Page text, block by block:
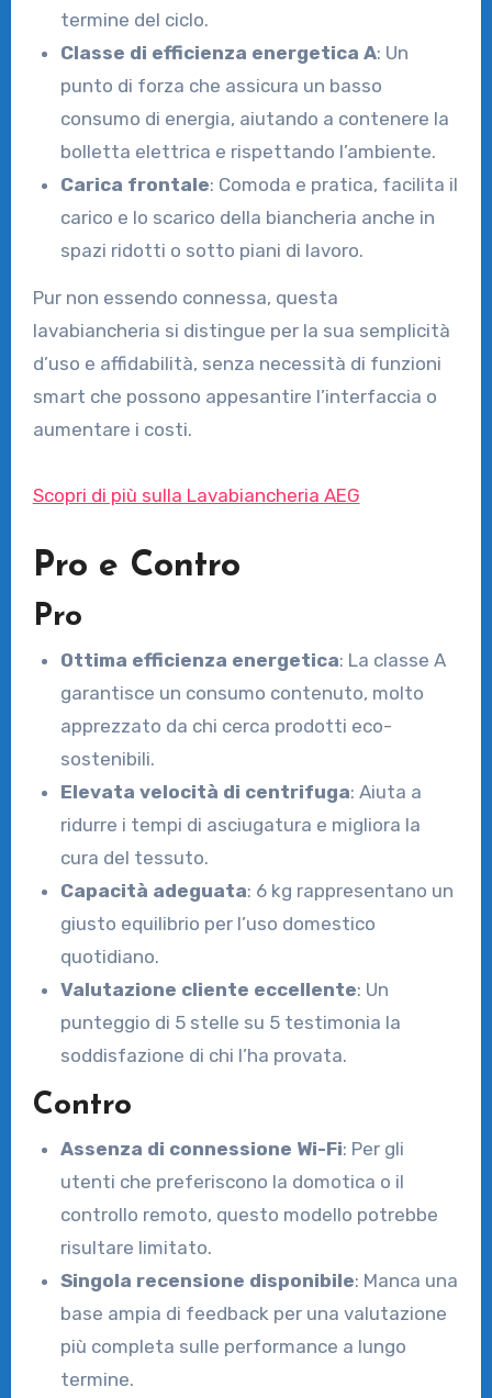
termine del ciclo.
Classe di efficienza energetica A: Un
punto di forza che assicura un basso
consumo di energia, aiutando a contenere la
bolletta elettrica e rispettando l’ambiente.
Carica frontale: Comoda e pratica, facilita il
carico e lo scarico della biancheria anche in
spazi ridotti o sotto piani di lavoro.
Pur non essendo connessa, questa
lavabiancheria si distingue per la sua semplicità
d’uso e affidabilità, senza necessità di funzioni
smart che possono appesantire l’interfaccia o
aumentare i costi.
Scopri di più sulla Lavabiancheria AEG
Pro e Contro
Pro
Ottima efficienza energetica: La classe A
garantisce un consumo contenuto, molto
apprezzato da chi cerca prodotti eco-
sostenibili.
Elevata velocità di centrifuga: Aiuta a
ridurre i tempi di asciugatura e migliora la
cura del tessuto.
Capacità adeguata: 6 kg rappresentano un
giusto equilibrio per l’uso domestico
quotidiano.
Valutazione cliente eccellente: Un
punteggio di 5 stelle su 5 testimonia la
soddisfazione di chi l’ha provata.
Contro
Assenza di connessione Wi-Fi: Per gli
utenti che preferiscono la domotica o il
controllo remoto, questo modello potrebbe
risultare limitato.
Singola recensione disponibile: Manca una
base ampia di feedback per una valutazione
più completa sulle performance a lungo
termine.